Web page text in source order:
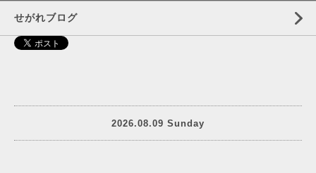
せがれブログ
2026.08.09 Sunday